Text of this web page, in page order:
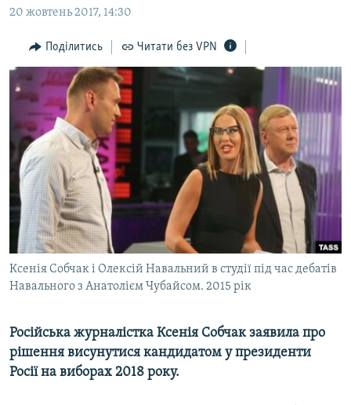
Перейти
пошуку
ПОГЛЯД
ІНТЕРВ'Ю
ВСЕ ЗА ДЕНЬ
СПЕЦПРОЕКТИ
ДЕПОРТАЦІЯ
ВІДЕОУРОКИ «ELIFBE»
СВІДЧЕННЯ ОКУПАЦІЇ
УКРАЇНСЬКА ПРОБЛЕМА КРИМУ
ІНФОГРАФІКА
ЯК ОБІЙТИ БЛОКУВАННЯ
Русский
Qırımtatar
ДОЛУЧАЙСЯ!
20 жовтень 2017, 14:30
Поділитись Читати без VPN
Ксенія Собчак і Олексій Навальний в студії під час дебатів
Навального з Анатолієм Чубайсом. 2015 рік
Російська журналістка Ксенія Собчак заявила про
рішення висунутися кандидатом у президенти
Росії на виборах 2018 року.